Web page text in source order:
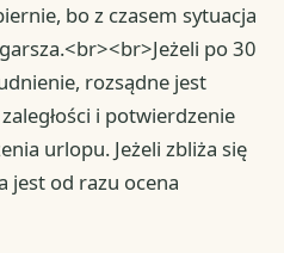
bo z czasem sytuacja
po 30
rozsądne jest
i potwierdzenie
urlopu. Jeżeli zbliża się
jest od razu ocena